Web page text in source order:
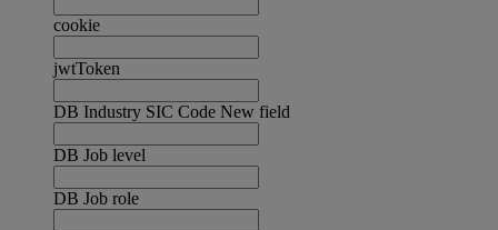
cookie
jwtToken
DB Industry SIC Code New field
DB Job level
DB Job role